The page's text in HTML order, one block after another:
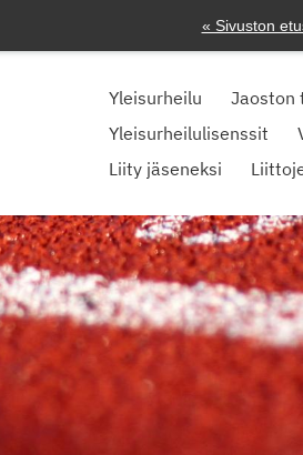
« Sivuston
Yleisurheilu Jaoston
Yleisurheilulisenssit
Liity jäseneksi